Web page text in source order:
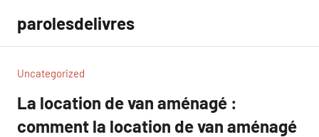
contenu
parolesdelivres
Uncategorized
La location de van aménagé :
comment la location de van aménagé